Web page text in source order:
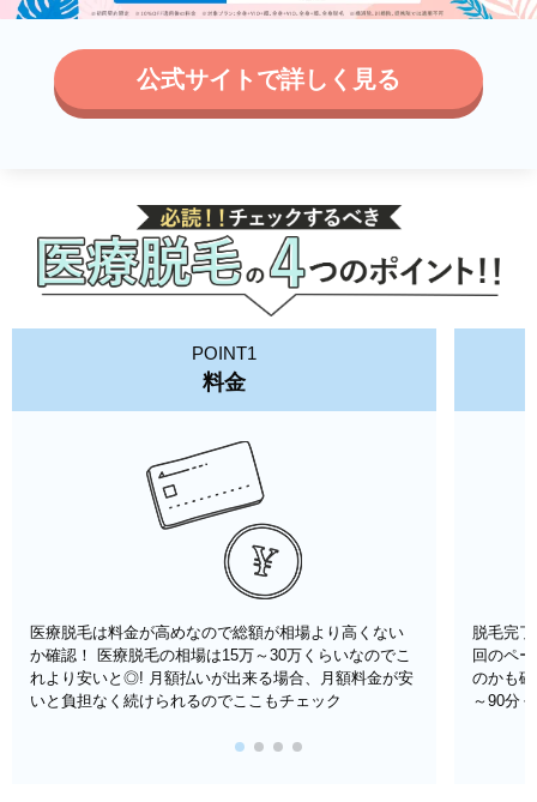
公式サイトで詳しく見る
POINT1
料金
医療脱毛は料金が高めなので総額が相場より高くない
か確認！ 医療脱毛の相場は15万～30万くらいなのでこ
れより安いと◎! 月額払いが出来る場合、月額料金が安
いと負担なく続けられるのでここもチェック
脱毛完
回のペ
のかも
～90分